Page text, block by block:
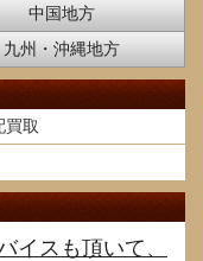
中国地方
九州・沖縄地方
買取
イスも頂いて、